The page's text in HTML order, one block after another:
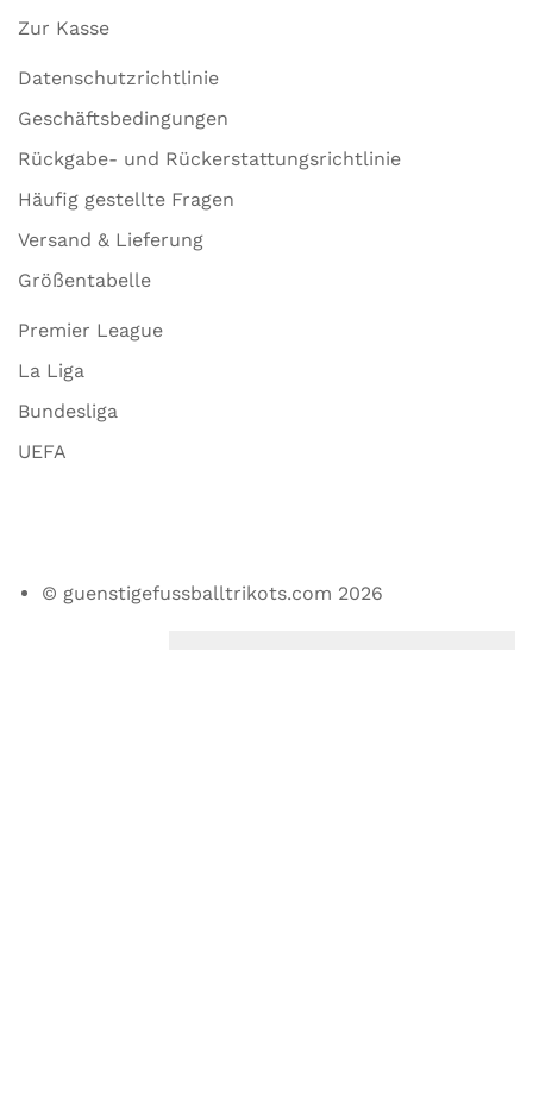
Zur Kasse
Datenschutzrichtlinie
Geschäftsbedingungen
Rückgabe- und Rückerstattungsrichtlinie
Häufig gestellte Fragen
Versand & Lieferung
Größentabelle
Premier League
La Liga
Bundesliga
UEFA
© guenstigefussballtrikots.com 2026